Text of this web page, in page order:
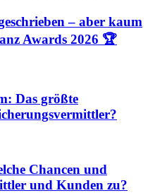
– aber kaum
Awards 2026 🏆
Das größte
Chancen und
und Kunden zu?